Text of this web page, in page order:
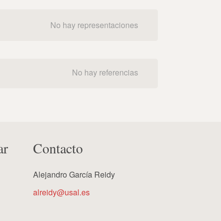
No hay representaciones
No hay referencias
Contacto
Alejandro García Reidy
alreidy@usal.es